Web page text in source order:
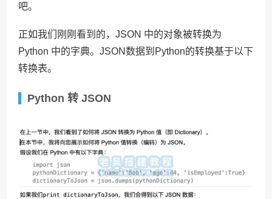
吧。
正如我们刚刚看到的，JSON 中的对象被转换为
Python 中的字典。JSON数据到Python的转换基于以下
转换表。
Python 转 JSON